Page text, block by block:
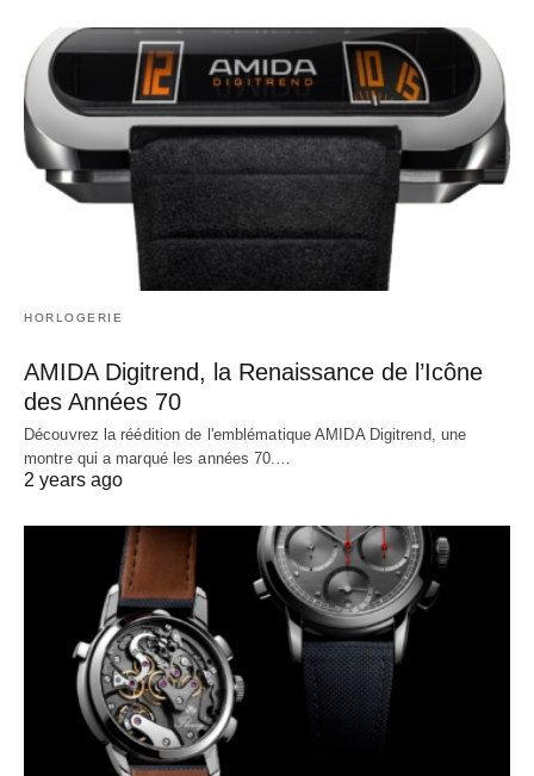
HORLOGERIE
AMIDA Digitrend, la Renaissance de l’Icône
des Années 70
Découvrez la réédition de l'emblématique AMIDA Digitrend, une
montre qui a marqué les années 70.…
2 years ago